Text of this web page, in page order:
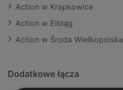
Action w Krapkowice
Action w Elbląg
Action w Środa Wielkopolska
Dodatkowe łącza